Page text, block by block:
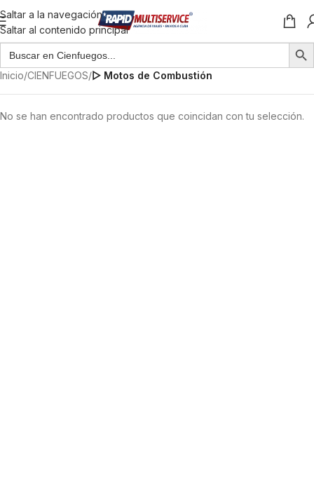
Saltar a la navegación
Saltar al contenido principal
Inicio/CIENFUEGOS/▷ Motos de Combustión
No se han encontrado productos que coincidan con tu selección.